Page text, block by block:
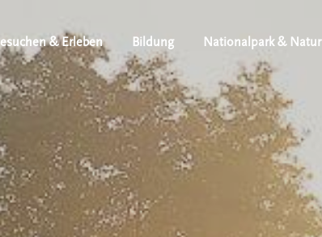
& Erleben Bildung Nationalpark & Natur